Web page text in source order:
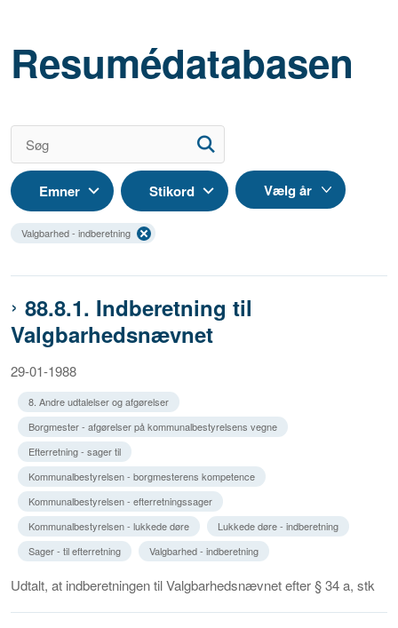
Resumédatabasen
Emner Stikord
Valgbarhed - indberetning
88.8.1. Indberetning til
Valgbarhedsnævnet
29-01-1988
8. Andre udtalelser og afgørelser
Borgmester - afgørelser på kommunalbestyrelsens vegne
Efterretning - sager til
Kommunalbestyrelsen - borgmesterens kompetence
Kommunalbestyrelsen - efterretningssager
Kommunalbestyrelsen - lukkede døre
Lukkede døre - indberetning
Sager - til efterretning
Valgbarhed - indberetning
Udtalt, at indberetningen til Valgbarhedsnævnet efter § 34 a, stk